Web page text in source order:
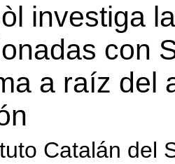
investiga
con
a raíz del
Catalán del